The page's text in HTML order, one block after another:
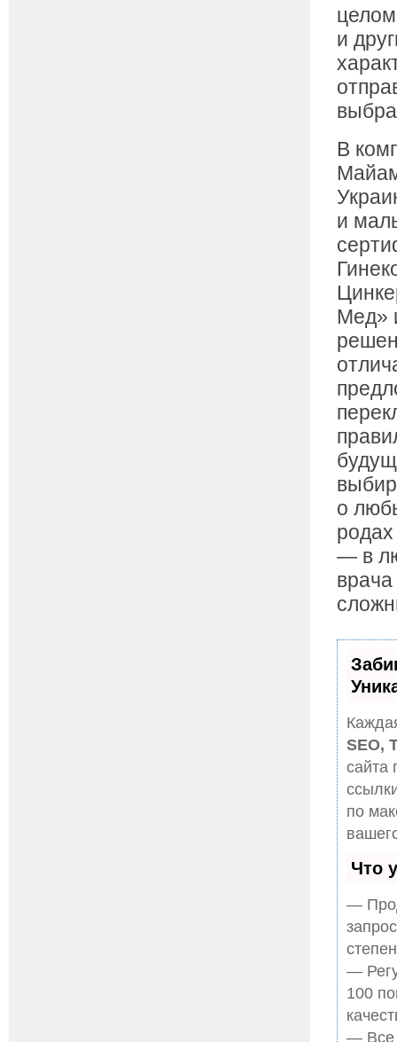
и
В
и
Мед»
о
— в
SEO,
сайта
по
Что
—
—
100
— Все